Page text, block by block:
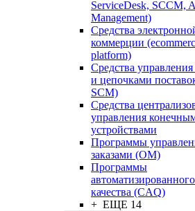
ServiceDesk, SCCM,
Management)
Средства
коммерции
platform)
Средства
и цепочками
SCM)
Средства
управления
устройствами
Программы
заказами (OM)
Программы
качества (CAQ)
+ ЕЩЕ 14